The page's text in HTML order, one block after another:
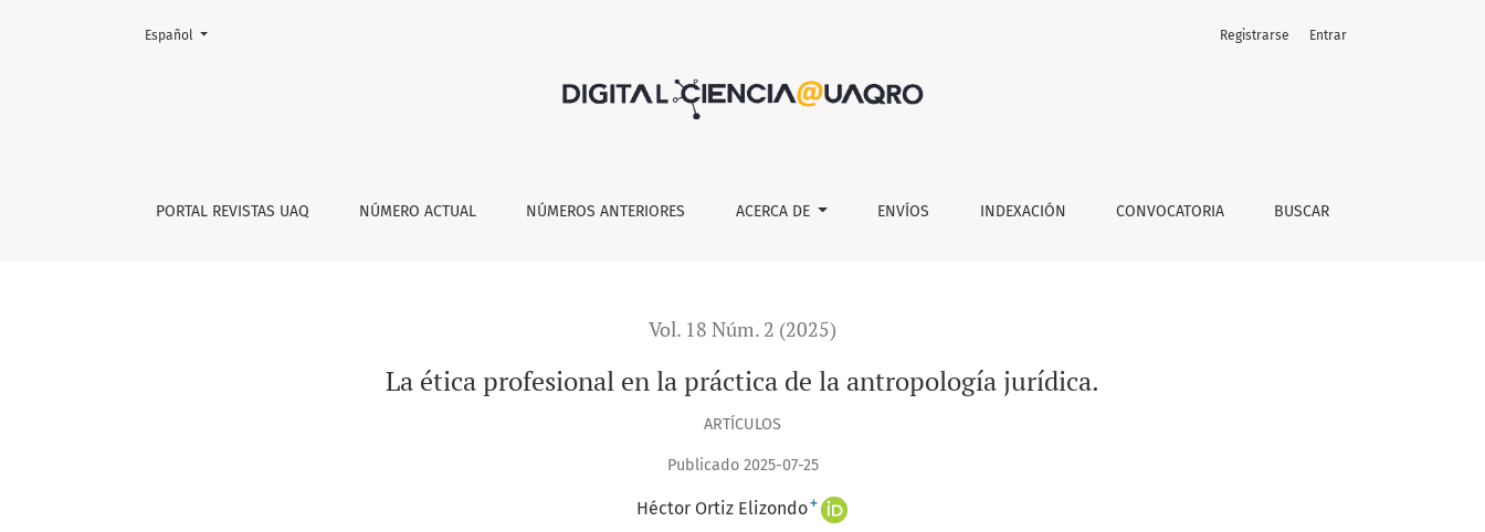
La ética profesional en la práctica de la antropología jurídica.
PORTAL REVISTAS UAQ NÚMERO ACTUAL NÚMEROS ANTERIORES ACERCA DE ENVÍOS INDEXACIÓN CONVOCATORIA BUSCAR
Registrarse Entrar
Cambiar el idioma. El actual es:
Español
Vol. 18 Núm. 2 (2025)
La ética profesional en la práctica de la antropología jurídica.
ARTÍCULOS
Publicado 2025-07-25
Héctor Ortiz Elizondo+